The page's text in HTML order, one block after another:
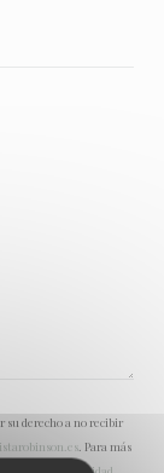
su derecho a no recibir
. Para más